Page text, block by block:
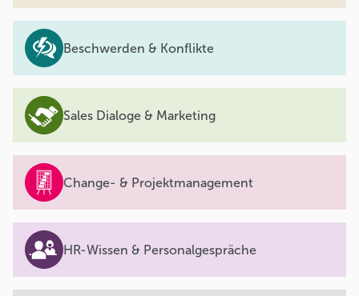
Beschwerden & Konflikte
Sales Dialoge & Marketing
Change- & Projektmanagement
HR-Wissen & Personalgespräche